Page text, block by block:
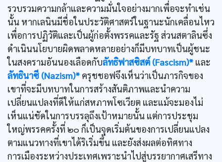
รวบรวมความกล้าและความมั่นใจอย่างมากเพื่อจะทำเช่น
นั้น หากเลนินมีชื่อในประวัติศาสตร์ในฐานะนักเคลื่อนไหว
เพื่อการปฏิวัติและเป็นผู้ก่อตั้งพรรคและรัฐ ส่วนสตาลินซึ่ง
ดำเนินนโยบายผิดพลาดหลายอย่างก็มีบทบาทเป็นผู้ชนะ
ในสงครามอันนองเลือดกับลัทธิฟาสซิสต์ (Fascism)* และ
ลัทธินาซี (Nazism)* ครุชชอฟจึงเห็นว่าเป็นภารกิจของ
เขาที่จะมีบทบาทในการสร้างสันติภาพและนำความ
เปลี่ยนแปลงที่ดีให้แก่สหภาพโซเวียต และแม้จะมองไม่
เห็นแน่ชัดในการบรรลุถึงเป้าหมายนั้น แต่การประชุม
ใหญ่พรรคครั้งที่ ๒๐ ก็เป็นจุดเริ่มต้นของการเปลี่ยนแปลง
ตามแนวทางที่เขาได้ริเริ่มขึ้น และยังส่งผลต่อทิศทาง
การเมืองระหว่างประเทศเพราะนำไปสู่บรรยากาศเสรีทาง